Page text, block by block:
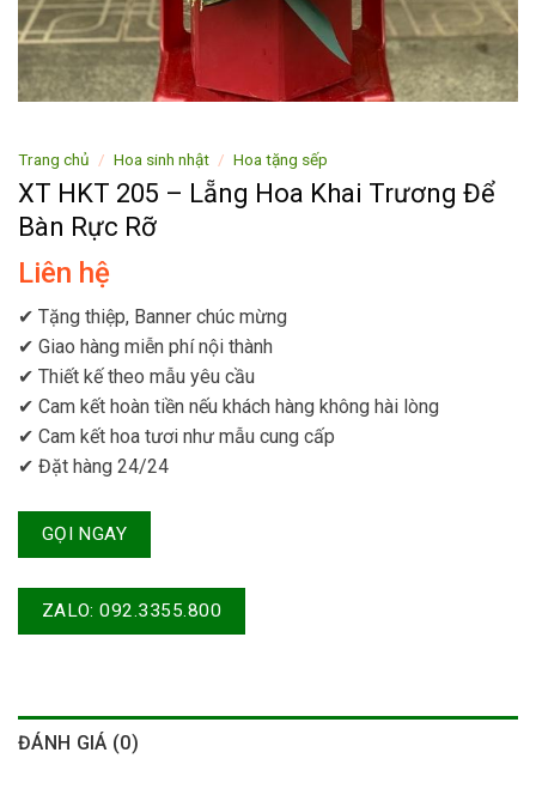
Trang chủ / Hoa sinh nhật / Hoa tặng sếp
XT HKT 205 – Lẵng Hoa Khai Trương Để
Bàn Rực Rỡ
Liên hệ
✔ Tặng thiệp, Banner chúc mừng
✔ Giao hàng miễn phí nội thành
✔ Thiết kế theo mẫu yêu cầu
✔ Cam kết hoàn tiền nếu khách hàng không hài lòng
✔ Cam kết hoa tươi như mẫu cung cấp
✔ Đặt hàng 24/24
GỌI NGAY
ZALO: 092.3355.800
ĐÁNH GIÁ (0)